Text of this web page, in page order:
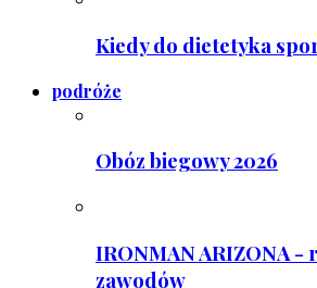
Kiedy do dietetyka
podróże
Obóz biegowy 2026
IRONMAN ARIZONA -
zawodów